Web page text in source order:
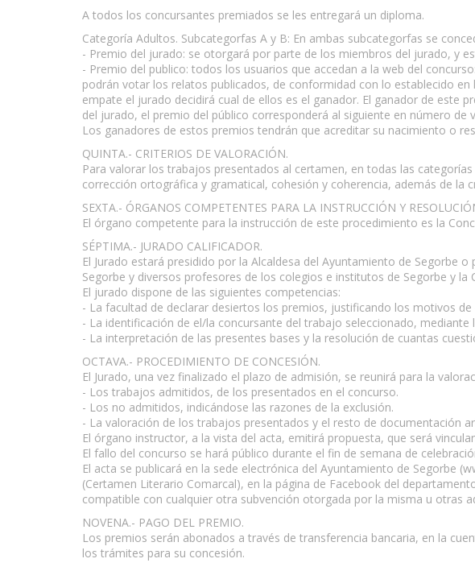
A todos los concursantes premiados se les entregará un diploma.
Categoría Adultos. Subcategorfas A y B: En ambas subcategorfas se
- Premio del jurado: se otorgará por parte de los miembros del jurado, y
- Premio del publico: todos los usuarios que accedan a la web del
podrán votar los relatos publicados, de conformidad con lo establecido
empate el jurado decidirá cual de ellos es el ganador. El ganador de este
del jurado, el premio del público corresponderá al siguiente en número
Los ganadores de estos premios tendrán que acreditar su nacimiento o
QUINTA.- CRITERIOS DE VALORACIÓN.
Para valorar los trabajos presentados al certamen, en todas las
corrección ortográfica y gramatical, cohesión y coherencia, además de la
SEXTA.- ÓRGANOS COMPETENTES PARA LA INSTRUCCIÓN Y
El órgano competente para la instrucción de este procedimiento es la
SÉPTIMA.- JURADO CALIFICADOR.
El Jurado estará presidido por la Alcaldesa del Ayuntamiento de Segorbe
Segorbe y diversos profesores de los colegios e institutos de Segorbe y la
El jurado dispone de las siguientes competencias:
- La facultad de declarar desiertos los premios, justificando los motivos de
- La identificación de el/la concursante del trabajo seleccionado, mediante
- La interpretación de las presentes bases y la resolución de cuantas
OCTAVA.- PROCEDIMIENTO DE CONCESIÓN.
El Jurado, una vez finalizado el plazo de admisión, se reunirá para la
- Los trabajos admitidos, de los presentados en el concurso.
- Los no admitidos, indicándose las razones de la exclusión.
- La valoración de los trabajos presentados y el resto de documentación
El órgano instructor, a la vista del acta, emitirá propuesta, que será
El fallo del concurso se hará público durante el fin de semana de
El acta se publicará en la sede electrónica del Ayuntamiento de Segorbe
(Certamen Literario Comarcal), en la página de Facebook del
compatible con cualquier otra subvención otorgada por la misma u otras
NOVENA.- PAGO DEL PREMIO.
Los premios serán abonados a través de transferencia bancaria, en la
los trámites para su concesión.